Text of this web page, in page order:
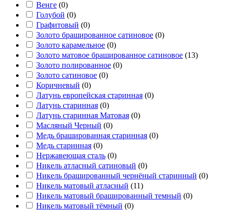
Венге (0)
Голубой (0)
Графитовый (0)
Золото брашированное сатиновое (0)
Золото карамельное (0)
Золото матовое брашированное сатиновое (13)
Золото полированное (0)
Золото сатиновое (0)
Коричневый (0)
Латунь европейская старинная (0)
Латунь старинная (0)
Латунь старинная Матовая (0)
Масляный Черный (0)
Медь брашированная старинная (0)
Медь старинная (0)
Нержавеющая сталь (0)
Никель атласный сатиновый (0)
Никель брашированный чернёный старинный (0)
Никель матовый атласный (11)
Никель матовый брашированный темный (0)
Никель матовый тёмный (0)